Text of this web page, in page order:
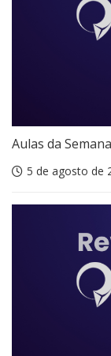
Aulas da
5 de agosto de